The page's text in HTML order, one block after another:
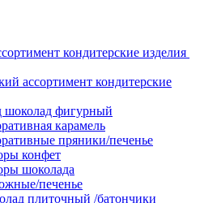
кондитерские изделия
ассортимент кондитерские
шоколад фигурный
карамель
пряники/печенье
конфет
шоколада
печенье
плиточный /батончики